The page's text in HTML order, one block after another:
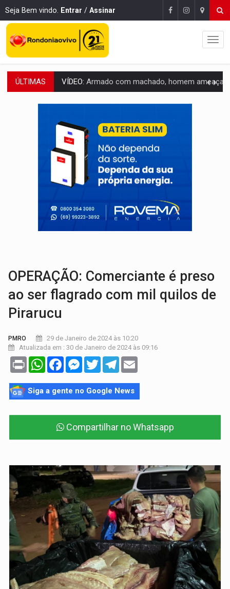
Seja Bem vindo. Entrar / Assinar
ÚLTIMAS
LUDOPATIA: Apostas online começam a afetar produtividade e rotina
REFLORESTAMENTO:Plantar árvores não será mais suficiente para
OVNIS NA LUA:Cientistas alertam para possível base secreta no satélite
VÍDEO:Ladrão é filmado furtando moto na frente do bar
MAIS RIGOR:Nova lei endurece punição por abuso sexual contra
OPERAÇÃO: Comerciante é preso
ao ser flagrado com mil quilos de
Pirarucu
PMRO
29 de Janeiro de 2024 às 10:20
Atualizada em : 30 de Janeiro de 2024 às 09:16
Print WhatsAppFacebookMessenger
TwitterTelegram
Siga a gente no Google News
Compartilhar no Whatsapp